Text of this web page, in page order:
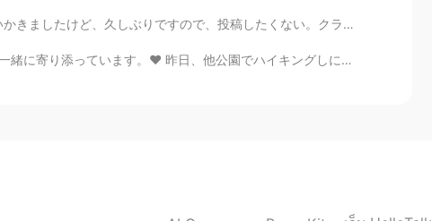
2019.11.21 08:51
ない。クラスとか仕事とか忙しすぎて、勉強するの時間がない。まだ少し勉強するけど、十分ではない。 日...
ングしに行きました。この公園の方が大きいです！ 今日、ロケットを持って打ち上げまーす。ロケットにカ...